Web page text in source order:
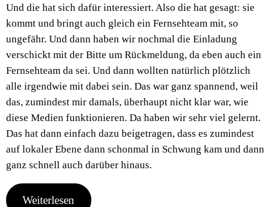
Und die hat sich dafür interessiert. Also die hat gesagt: sie
kommt und bringt auch gleich ein Fernsehteam mit, so
ungefähr. Und dann haben wir nochmal die Einladung
verschickt mit der Bitte um Rückmeldung, da eben auch ein
Fernsehteam da sei. Und dann wollten natürlich plötzlich
alle irgendwie mit dabei sein. Das war ganz spannend, weil
das, zumindest mir damals, überhaupt nicht klar war, wie
diese Medien funktionieren. Da haben wir sehr viel gelernt.
Das hat dann einfach dazu beigetragen, dass es zumindest
auf lokaler Ebene dann schonmal in Schwung kam und dann
ganz schnell auch darüber hinaus.
Weiterlesen